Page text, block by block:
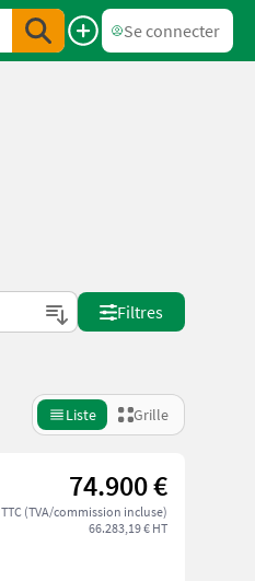
Se connecter
Filtres
Liste Grille
74.900 €
TTC (TVA/commission incluse)
66.283,19 € HT